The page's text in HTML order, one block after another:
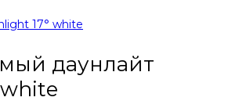
даунлайт
white